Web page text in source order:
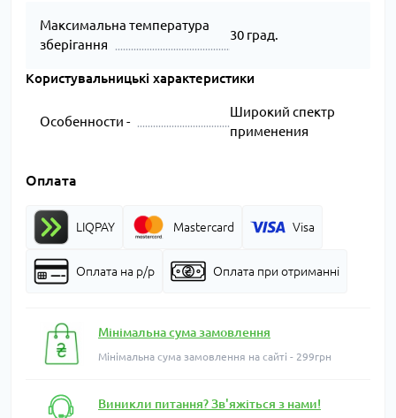
Максимальна температура
зберігання
30 град.
Користувальницькі характеристики
Особенности -
Широкий спектр
применения
Оплата
LIQPAY Mastercard Visa
Оплата на р/р Оплата при отриманні
Мінімальна сума замовлення
Мінімальна сума замовлення на сайті - 299грн
Виникли питання? Зв'яжіться з нами!